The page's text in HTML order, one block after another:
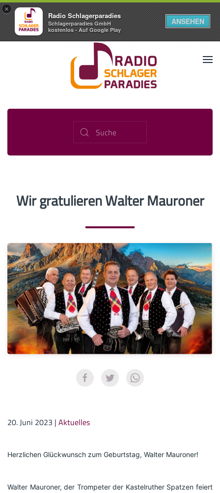
×
Radio Schlagerparadies
Schlagerparadies GmbH
kostenlos - Auf Google Play
ANSEHEN
Wir gratulieren Walter Mauroner
20. Juni 2023 | Aktuelles
Herzlichen Glückwunsch zum Geburtstag, Walter Mauroner!
Walter Mauroner, der Trompeter der Kastelruther Spatzen feiert